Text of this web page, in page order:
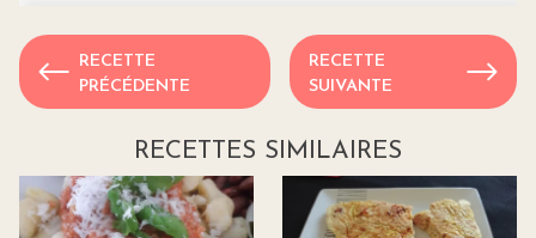
RECETTE
PRÉCÉDENTE
RECETTE
SUIVANTE
RECETTES SIMILAIRES